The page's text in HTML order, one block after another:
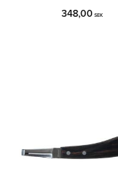
348,00 SEK